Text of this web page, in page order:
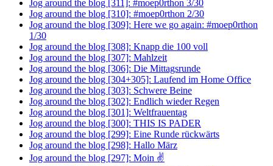
Jog around the blog [311]: #moep0rthon 3/30
Jog around the blog [310]: #moep0rthon 2/30
Jog around the blog [309]: Here we go again: #moep0rthon
1/30
Jog around the blog [308]: Knapp die 100 voll
Jog around the blog [307]: Mahlzeit
Jog around the blog [306]: Die Mittagsrunde
Jog around the blog [304+305]: Laufend im Home Office
Jog around the blog [303]: Schwere Beine
Jog around the blog [302]: Endlich wieder Regen
Jog around the blog [301]: Weltfrauentag
Jog around the blog [300]: THIS IS PADER
Jog around the blog [299]: Eine Runde rückwärts
Jog around the blog [298]: Hallo März
Jog around the blog [297]: Moin ✌